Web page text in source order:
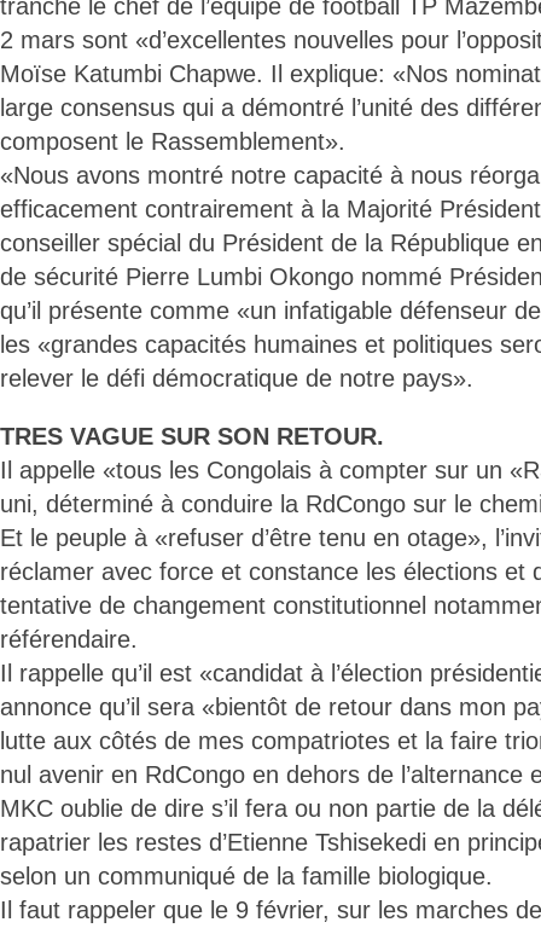
tranche le chef de l’équipe de football TP
2 mars sont «d’excellentes nouvelles pour
Moïse Katumbi Chapwe. Il explique: «Nos
large consensus qui a démontré l’unité des
composent le Rassemblement».
«Nous avons montré notre capacité à nous
efficacement contrairement à la Majorité
conseiller spécial du Président de la République
de sécurité Pierre Lumbi Okongo nommé
qu’il présente comme «un infatigable défenseur
les «grandes capacités humaines et politiques
relever le défi démocratique de notre pays».
TRES VAGUE SUR SON RETOUR.
Il appelle «tous les Congolais à compter sur un
uni, déterminé à conduire la RdCongo sur le
Et le peuple à «refuser d’être tenu en otage»,
réclamer avec force et constance les élections et
tentative de changement constitutionnel
référendaire.
Il rappelle qu’il est «candidat à l’élection
annonce qu’il sera «bientôt de retour dans mon
lutte aux côtés de mes compatriotes et la faire
nul avenir en RdCongo en dehors de l’alternance
MKC oublie de dire s’il fera ou non partie de la
rapatrier les restes d’Etienne Tshisekedi en
selon un communiqué de la famille biologique.
Il faut rappeler que le 9 février, sur les marches